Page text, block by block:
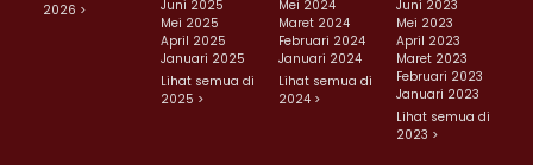
2026 >
Juni 2025
Mei 2025
April 2025
Januari 2025
Lihat semua di
2025 >
Mei 2024
Maret 2024
Februari 2024
Januari 2024
Lihat semua di
2024 >
Juni 2023
Mei 2023
April 2023
Maret 2023
Februari 2023
Januari 2023
Lihat semua di
2023 >